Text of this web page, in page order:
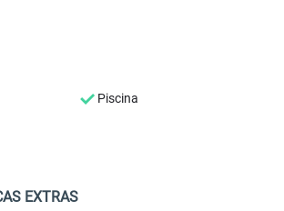
Piscina
EXTRAS